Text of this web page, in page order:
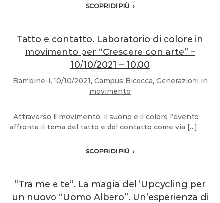
SCOPRI DI PIÙ
Tatto e contatto. Laboratorio di colore in
movimento per “Crescere con arte” –
10/10/2021 – 10.00
Bambine-i, 10/10/2021, Campus Bicocca, Generazioni in
movimento
Attraverso il movimento, il suono e il colore l’evento
affronta il tema del tatto e del contatto come via […]
SCOPRI DI PIÙ
“Tra me e te”. La magia dell’Upcycling per
un nuovo “Uomo Albero”. Un’esperienza di